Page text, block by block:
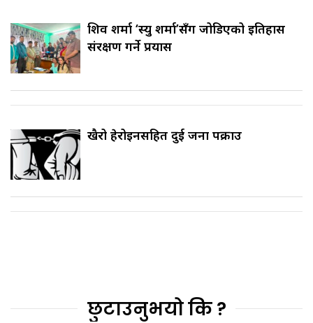
शिव शर्मा ‘स्यु शर्मा’सँग जोडिएको इतिहास
संरक्षण गर्ने प्रयास
खैरो हेरोइनसहित दुई जना पक्राउ
छुटाउनुभयो कि ?